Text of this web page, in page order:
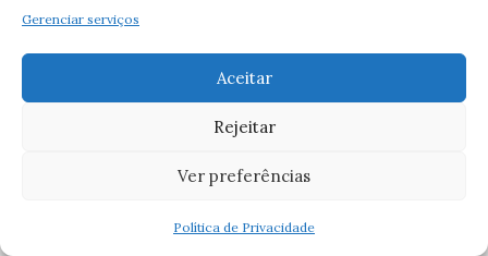
Gerenciar serviços
Aceitar
Rejeitar
Ver preferências
Política de Privacidade
Oração Católica
Oração da Noite para Dormir
Oração das 7 Chaves(1)